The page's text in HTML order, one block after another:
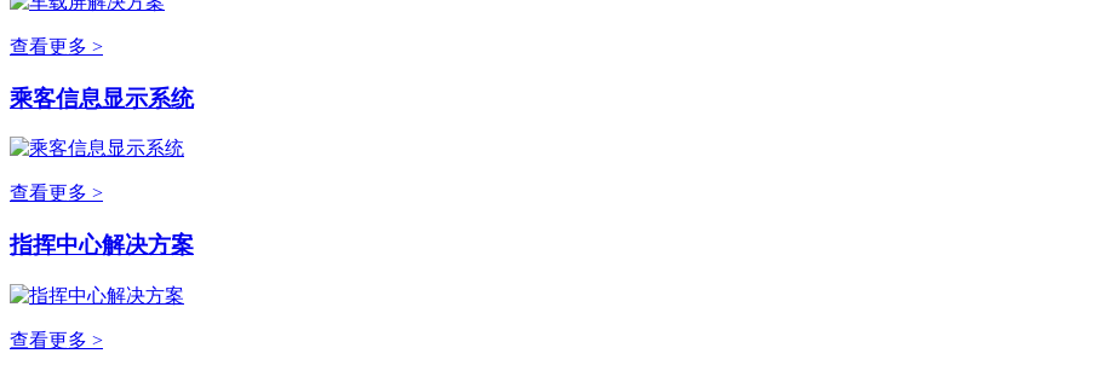
查看更多 >
乘客信息显示系统
查看更多 >
指挥中心解决方案
查看更多 >